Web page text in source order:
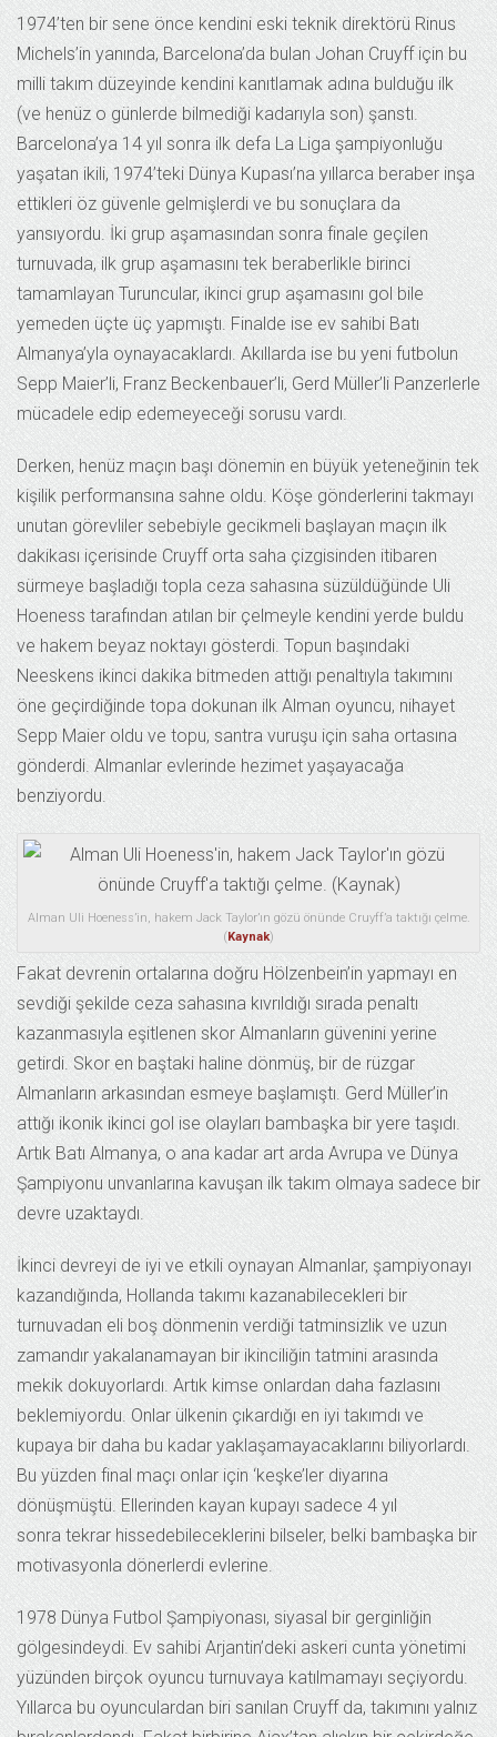
1974’ten bir sene önce kendini eski teknik direktörü Rinus
Michels’in yanında, Barcelona’da bulan Johan Cruyff için bu
milli takım düzeyinde kendini kanıtlamak adına bulduğu ilk
(ve henüz o günlerde bilmediği kadarıyla son) şanstı.
Barcelona’ya 14 yıl sonra ilk defa La Liga şampiyonluğu
yaşatan ikili, 1974’teki Dünya Kupası’na yıllarca beraber inşa
ettikleri öz güvenle gelmişlerdi ve bu sonuçlara da
yansıyordu. İki grup aşamasından sonra finale geçilen
turnuvada, ilk grup aşamasını tek beraberlikle birinci
tamamlayan Turuncular, ikinci grup aşamasını gol bile
yemeden üçte üç yapmıştı. Finalde ise ev sahibi Batı
Almanya’yla oynayacaklardı. Akıllarda ise bu yeni futbolun
Sepp Maier’li, Franz Beckenbauer’li, Gerd Müller’li Panzerlerle
mücadele edip edemeyeceği sorusu vardı.
Derken, henüz maçın başı dönemin en büyük yeteneğinin tek
kişilik performansına sahne oldu. Köşe gönderlerini takmayı
unutan görevliler sebebiyle gecikmeli başlayan maçın ilk
dakikası içerisinde Cruyff orta saha çizgisinden itibaren
sürmeye başladığı topla ceza sahasına süzüldüğünde Uli
Hoeness tarafından atılan bir çelmeyle kendini yerde buldu
ve hakem beyaz noktayı gösterdi. Topun başındaki
Neeskens ikinci dakika bitmeden attığı penaltıyla takımını
öne geçirdiğinde topa dokunan ilk Alman oyuncu, nihayet
Sepp Maier oldu ve topu, santra vuruşu için saha ortasına
gönderdi. Almanlar evlerinde hezimet yaşayacağa
benziyordu.
Alman Uli Hoeness’in, hakem Jack Taylor’ın gözü önünde Cruyff’a taktığı çelme.
( Kaynak)
Fakat devrenin ortalarına doğru Hölzenbein’in yapmayı en
sevdiği şekilde ceza sahasına kıvrıldığı sırada penaltı
kazanmasıyla eşitlenen skor Almanların güvenini yerine
getirdi. Skor en baştaki haline dönmüş, bir de rüzgar
Almanların arkasından esmeye başlamıştı. Gerd Müller’in
attığı ikonik ikinci gol ise olayları bambaşka bir yere taşıdı.
Artık Batı Almanya, o ana kadar art arda Avrupa ve Dünya
Şampiyonu unvanlarına kavuşan ilk takım olmaya sadece bir
devre uzaktaydı.
İkinci devreyi de iyi ve etkili oynayan Almanlar, şampiyonayı
kazandığında, Hollanda takımı kazanabilecekleri bir
turnuvadan eli boş dönmenin verdiği tatminsizlik ve uzun
zamandır yakalanamayan bir ikinciliğin tatmini arasında
mekik dokuyorlardı. Artık kimse onlardan daha fazlasını
beklemiyordu. Onlar ülkenin çıkardığı en iyi takımdı ve
kupaya bir daha bu kadar yaklaşamayacaklarını biliyorlardı.
Bu yüzden final maçı onlar için ‘keşke’ler diyarına
dönüşmüştü. Ellerinden kayan kupayı sadece 4 yıl
sonra tekrar hissedebileceklerini bilseler, belki bambaşka bir
motivasyonla dönerlerdi evlerine.
1978 Dünya Futbol Şampiyonası, siyasal bir gerginliğin
gölgesindeydi. Ev sahibi Arjantin’deki askeri cunta yönetimi
yüzünden birçok oyuncu turnuvaya katılmamayı seçiyordu.
Yıllarca bu oyunculardan biri sanılan Cruyff da, takımını yalnız